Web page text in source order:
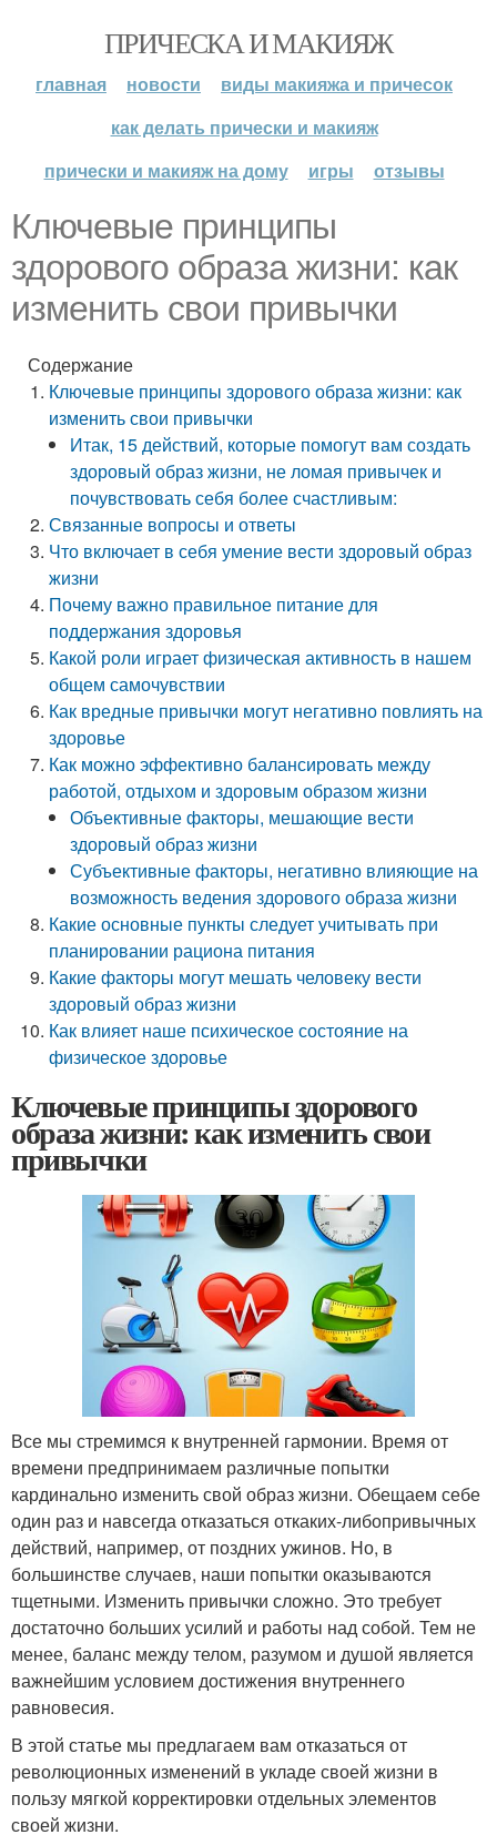
ПРИЧЕСКА И МАКИЯЖ
главная новости
виды макияжа и причесок
как делать прически и макияж
прически и макияж на дому
игры отзывы
Ключевые принципы
здорового образа жизни: как
изменить свои привычки
Содержание
Ключевые принципы здорового образа жизни: как
изменить свои привычки
Итак, 15 действий, которые помогут вам создать
здоровый образ жизни, не ломая привычек и
почувствовать себя более счастливым:
Связанные вопросы и ответы
Что включает в себя умение вести здоровый образ
жизни
Почему важно правильное питание для
поддержания здоровья
Какой роли играет физическая активность в нашем
общем самочувствии
Как вредные привычки могут негативно повлиять на
здоровье
Как можно эффективно балансировать между
работой, отдыхом и здоровым образом жизни
Объективные факторы, мешающие вести
здоровый образ жизни
Субъективные факторы, негативно влияющие на
возможность ведения здорового образа жизни
Какие основные пункты следует учитывать при
планировании рациона питания
Какие факторы могут мешать человеку вести
здоровый образ жизни
Как влияет наше психическое состояние на
физическое здоровье
Ключевые принципы здорового
образа жизни: как изменить свои
привычки
Все мы стремимся к внутренней гармонии. Время от
времени предпринимаем различные попытки
кардинально изменить свой образ жизни. Обещаем себе
один раз и навсегда отказаться откаких-либопривычных
действий, например, от поздних ужинов. Но, в
большинстве случаев, наши попытки оказываются
тщетными. Изменить привычки сложно. Это требует
достаточно больших усилий и работы над собой. Тем не
менее, баланс между телом, разумом и душой является
важнейшим условием достижения внутреннего
равновесия.
В этой статье мы предлагаем вам отказаться от
революционных изменений в укладе своей жизни в
пользу мягкой корректировки отдельных элементов
своей жизни.